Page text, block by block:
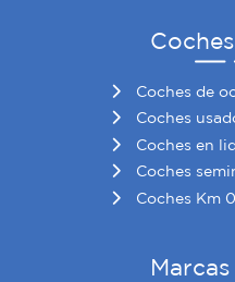
Coches de
Coches
Coches en
Coches
Coches Km 0